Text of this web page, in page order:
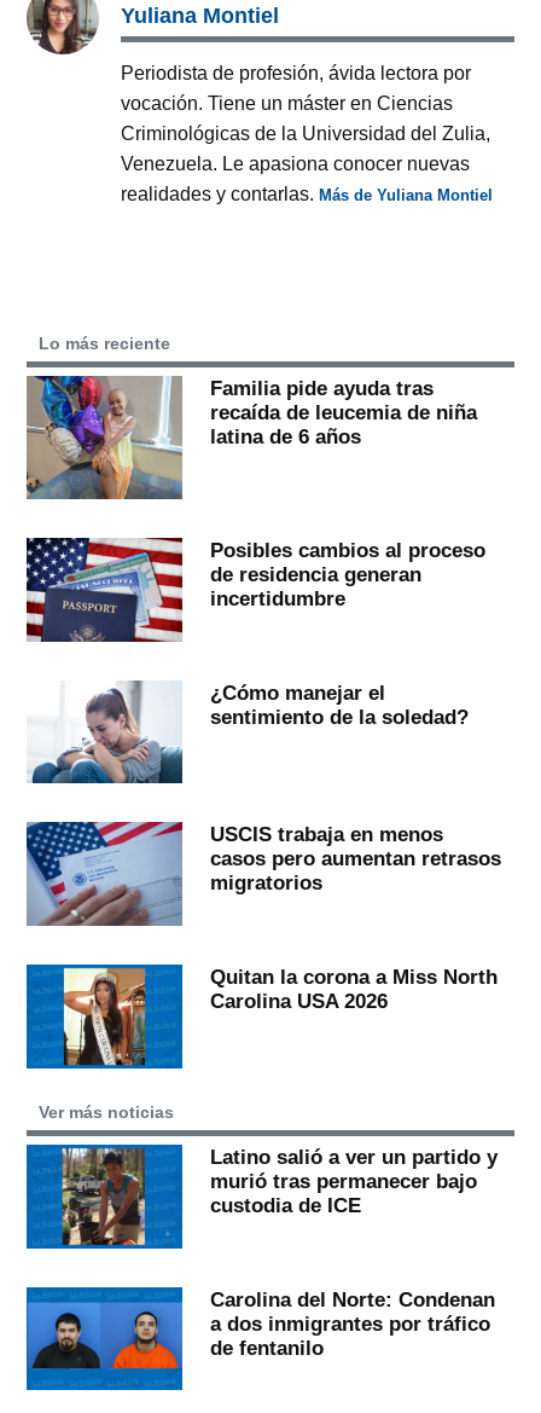
Yuliana Montiel
Periodista de profesión, ávida lectora por
vocación. Tiene un máster en Ciencias
Criminológicas de la Universidad del Zulia,
Venezuela. Le apasiona conocer nuevas
realidades y contarlas.Más de Yuliana Montiel
Lo más reciente
Familia pide ayuda tras
recaída de leucemia de niña
latina de 6 años
Posibles cambios al proceso
de residencia generan
incertidumbre
¿Cómo manejar el
sentimiento de la soledad?
USCIS trabaja en menos
casos pero aumentan retrasos
migratorios
Quitan la corona a Miss North
Carolina USA 2026
Ver más noticias
Latino salió a ver un partido y
murió tras permanecer bajo
custodia de ICE
Carolina del Norte: Condenan
a dos inmigrantes por tráfico
de fentanilo